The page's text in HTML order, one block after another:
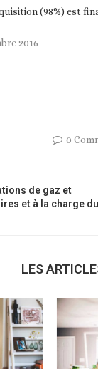
(98%) est
2016
0
de gaz et
et à la charge du
LES